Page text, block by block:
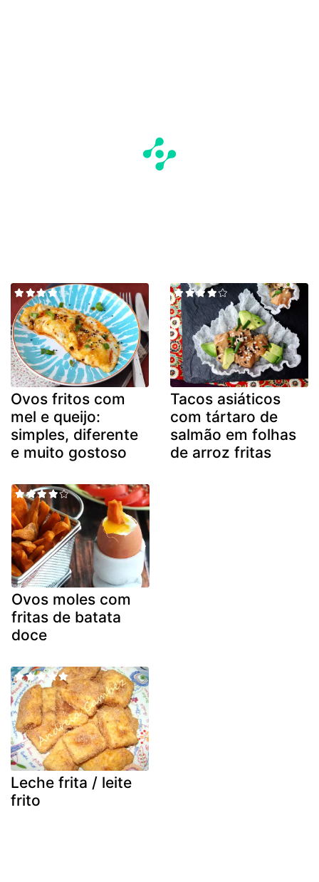
Ovos fritos com
mel e queijo:
simples, diferente
e muito gostoso
Tacos asiáticos
com tártaro de
salmão em folhas
de arroz fritas
Ovos moles com
fritas de batata
doce
Leche frita / leite
frito